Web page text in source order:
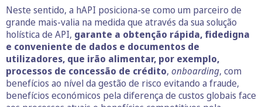
Neste sentido, a hAPI posiciona-se como um parceiro de
grande mais-valia na medida que através da sua solução
holística de API, garante a obtenção rápida, fidedigna
e conveniente de dados e documentos de
utilizadores, que irão alimentar, por exemplo,
processos de concessão de crédito, onboarding, com
benefícios ao nível da gestão de risco evitando a fraude,
benefícios económicos pela diferença de custos globais face